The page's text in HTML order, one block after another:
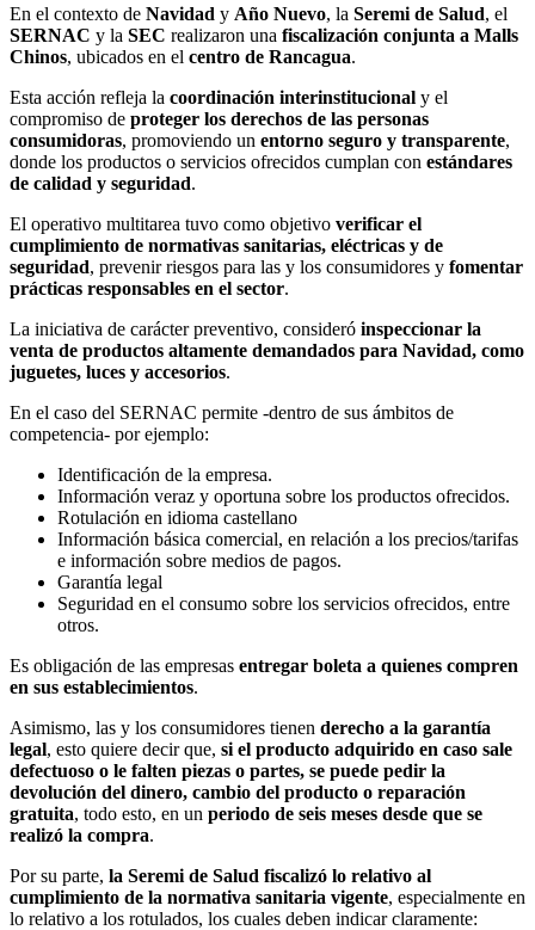
En el contexto de Navidad y Año Nuevo, la Seremi de Salud, el
SERNAC y la SEC realizaron una fiscalización conjunta a Malls
Chinos, ubicados en el centro de Rancagua.
Esta acción refleja la coordinación interinstitucional y el
compromiso de proteger los derechos de las personas
consumidoras, promoviendo un entorno seguro y transparente,
donde los productos o servicios ofrecidos cumplan con estándares
de calidad y seguridad.
El operativo multitarea tuvo como objetivo verificar el
cumplimiento de normativas sanitarias, eléctricas y de
seguridad, prevenir riesgos para las y los consumidores y fomentar
prácticas responsables en el sector.
La iniciativa de carácter preventivo, consideró inspeccionar la
venta de productos altamente demandados para Navidad, como
juguetes, luces y accesorios.
En el caso del SERNAC permite -dentro de sus ámbitos de
competencia- por ejemplo:
Identificación de la empresa.
Información veraz y oportuna sobre los productos ofrecidos.
Rotulación en idioma castellano
Información básica comercial, en relación a los precios/tarifas
e información sobre medios de pagos.
Garantía legal
Seguridad en el consumo sobre los servicios ofrecidos, entre
otros.
Es obligación de las empresas entregar boleta a quienes compren
en sus establecimientos.
Asimismo, las y los consumidores tienen derecho a la garantía
legal, esto quiere decir que, si el producto adquirido en caso sale
defectuoso o le falten piezas o partes, se puede pedir la
devolución del dinero, cambio del producto o reparación
gratuita, todo esto, en un periodo de seis meses desde que se
realizó la compra.
Por su parte, la Seremi de Salud fiscalizó lo relativo al
cumplimiento de la normativa sanitaria vigente, especialmente en
lo relativo a los rotulados, los cuales deben indicar claramente: